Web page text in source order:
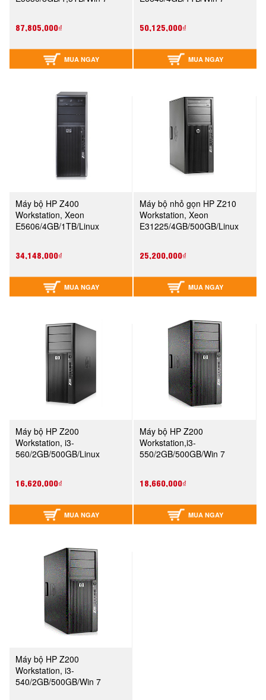
87,805,000₫
MUA NGAY
50,125,000₫
MUA NGAY
Máy bộ HP Z400
Workstation, Xeon
E5606/4GB/1TB/Linux
34,148,000₫
MUA NGAY
Máy bộ nhỏ gọn HP Z210
Workstation, Xeon
E31225/4GB/500GB/Linux
25,200,000₫
MUA NGAY
Máy bộ HP Z200
Workstation, i3-
560/2GB/500GB/Linux
16,620,000₫
MUA NGAY
Máy bộ HP Z200
Workstation,i3-
550/2GB/500GB/Win 7
18,660,000₫
MUA NGAY
Máy bộ HP Z200
Workstation, i3-
540/2GB/500GB/Win 7